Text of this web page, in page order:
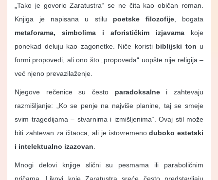
„Tako je govorio Zaratustra“ se ne čita kao običan roman.
Knjiga je napisana u stilu poetske filozofije, bogata
metaforama, simbolima i aforističkim izjavama koje
ponekad deluju kao zagonetke. Niče koristi biblijski ton u
formi propovedi, ali ono što „propoveda“ uopšte nije religija –
već njeno prevazilaženje.
Njegove rečenice su često paradoksalnei zahtevaju
razmišljanje: „Ko se penje na najviše planine, taj se smeje
svim tragedijama – stvarnima i izmišljenima“. Ovaj stil može
biti zahtevan za čitaoca, ali je istovremenoduboko estetski
i intelektualno izazovan
Mnogi delovi knjige slični su pesmama ili paraboličnim